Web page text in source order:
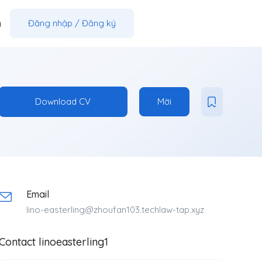
Đăng nhập / Đăng ký
Download CV Mời
Email
lino-easterling@zhoufan103.techlaw-tap.xyz
linoeasterling1